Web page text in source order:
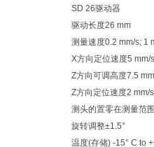
SD 26驱动器
驱动长度26 mm
测量速度0.2 mm/s; 1
X方向定位速度5 mm/s
Z方向可调高度7.5
Z方向定位速度2 mm/s
测头的置零在测量范
旋转调整±1.5°
温度(存储) -15° C to